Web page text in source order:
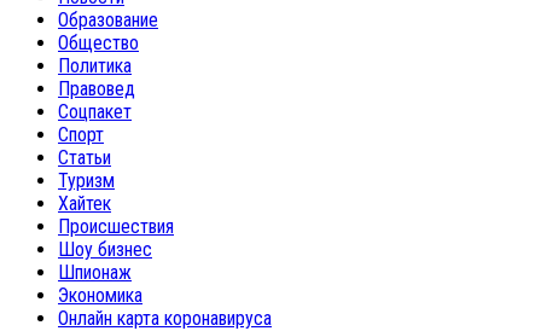
Образование
Общество
Политика
Правовед
Соцпакет
Спорт
Статьи
Туризм
Хайтек
Происшествия
Шоу бизнес
Шпионаж
Экономика
Онлайн карта коронавируса